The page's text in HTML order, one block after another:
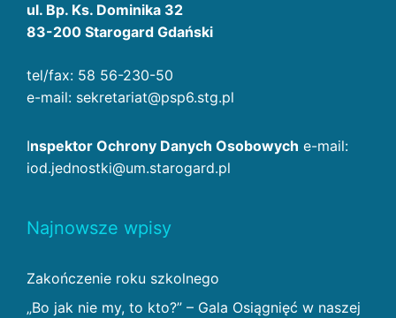
ul. Bp. Ks. Dominika 32
83-200 Starogard Gdański
tel/fax: 58 56-230-50
e-mail: sekretariat@psp6.stg.pl
Inspektor Ochrony Danych Osobowych e-mail:
iod.jednostki@um.starogard.pl
Najnowsze wpisy
Zakończenie roku szkolnego
„Bo jak nie my, to kto?” – Gala Osiągnięć w naszej